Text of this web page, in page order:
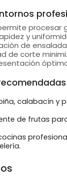
procesar
y
de
de corte
calabacín y
de frutas